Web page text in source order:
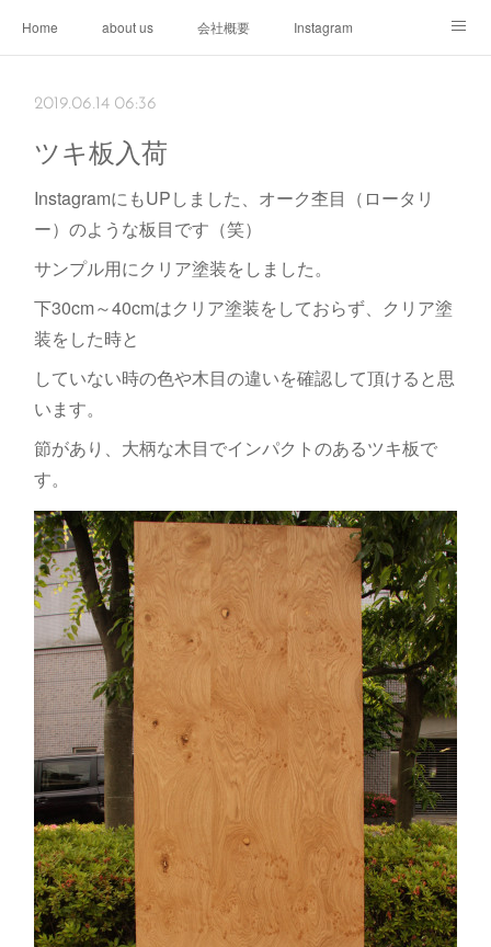
Home about us 会社概要 Instagram
2019.06.14 06:36
ツキ板入荷
InstagramにもUPしました、オーク杢目（ロータリ
ー）のような板目です（笑）
サンプル用にクリア塗装をしました。
下30cm～40cmはクリア塗装をしておらず、クリア塗
装をした時と
していない時の色や木目の違いを確認して頂けると思
います。
節があり、大柄な木目でインパクトのあるツキ板で
す。